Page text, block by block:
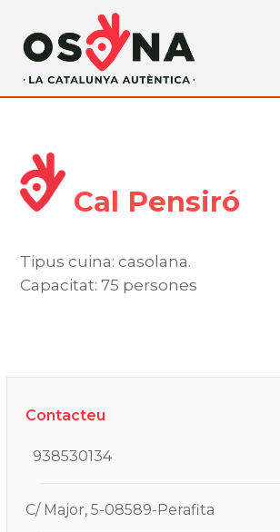
Cal Pensiró
Tipus cuina: casolana.
Capacitat: 75 persones
Contacteu
938530134
C/ Major, 5-08589-Perafita